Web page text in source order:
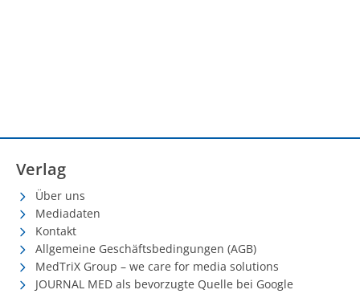
Verlag
Über uns
Mediadaten
Kontakt
Allgemeine Geschäftsbedingungen (AGB)
MedTriX Group – we care for media solutions
JOURNAL MED als bevorzugte Quelle bei Google